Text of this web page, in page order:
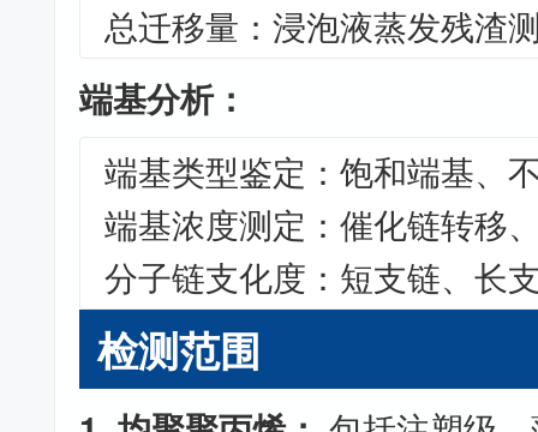
总迁移量：浸泡液蒸发残渣
端基分析：
端基类型鉴定：饱和端基、
端基浓度测定：催化链转移
分子链支化度：短支链、长
检测范围